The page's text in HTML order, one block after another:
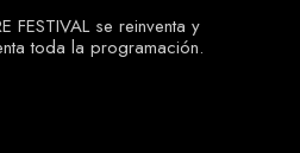
FESTIVAL se reinventa y
toda la programación.